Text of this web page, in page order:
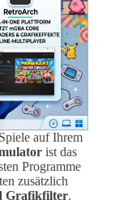
auf Ihrem
ist das
Programme
zusätzlich
Grafikfilter.